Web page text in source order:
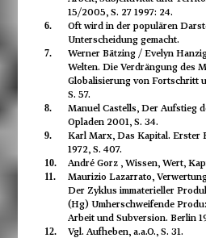
15/2005, S. 27 1997: 24.
6.
Oft wird in der populären
Unterscheidung gemacht.
7.
Werner Bätzing / Evelyn
Welten. Die Verdrängung des
Globalisierung von Fortschritt
S. 57.
8.
Manuel Castells, Der Aufstieg
Opladen 2001, S. 34.
9.
Karl Marx, Das Kapital. Erster
1972, S. 407.
10. André Gorz , Wissen, Wert,
11.
Maurizio Lazarrato,
Der Zyklus immaterieller
(Hg) Umherschweifende
Arbeit und Subversion. Berlin
12. Vgl. Aufheben, a.a.O., S. 31.